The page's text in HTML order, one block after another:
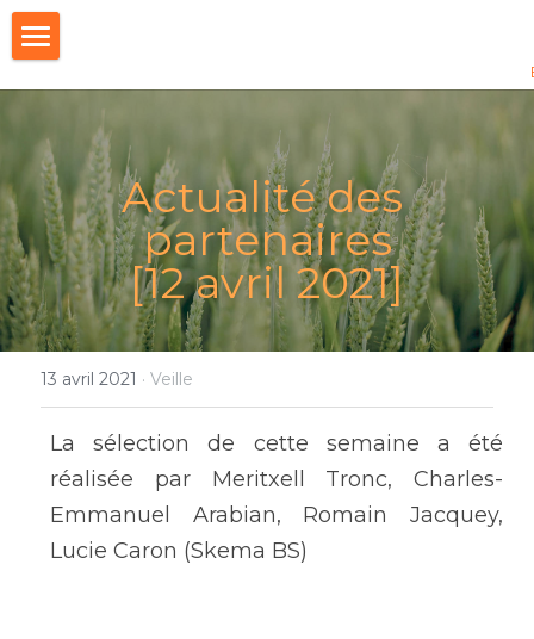
14e édition 2026
Nous soutenir
Behind the scene
Le Mag'
Tribunes
Historique
13è édition 2025
12è Edition 2024
À propos
Notre vocation
Actualité des
partenaires
[12 avril 2021]
13 avril 2021 · Veille
La sélection de cette semaine a été
réalisée par Meritxell Tronc, Charles-
Emmanuel Arabian, Romain Jacquey,
Lucie Caron (Skema BS)